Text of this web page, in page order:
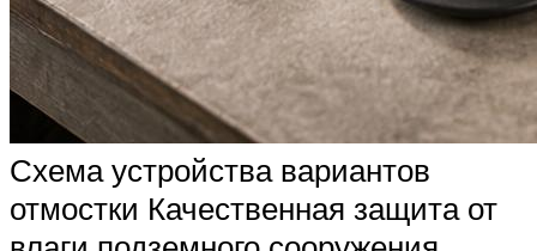
Схема устройства вариантов
отмостки Качественная защита от